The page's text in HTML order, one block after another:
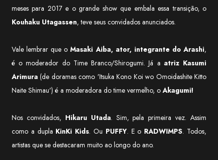
meses para 2017 e o grande show que embala essa transição, o
Kouhaku Utagassen, teve seus convidados anunciados.
Vale lembrar que oMasaki Aiba, ator, integrante do Arashi,
é o moderador do Time Branco/Shirogumi. Já a atriz Kasumi
Arimura (de doramas como 'Itsuka Kono Koi wo Omoidashite Kitto
Naite Shimau') é a moderadora do time vermelho, o Akagumi!
Nos convidados, Hikaru Utada. Sim, pela primeira vez. Assim
como a dupla KinKi Kids. Ou PUFFY. E o RADWIMPS. Todos,
artistas que se destacaram muito ao longo do ano.